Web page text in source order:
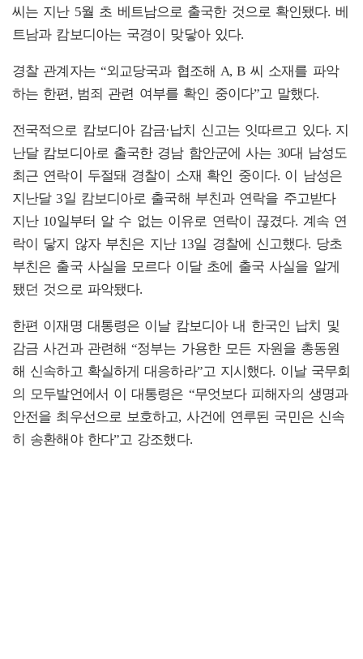
씨는 지난 5월 초 베트남으로 출국한 것으로 확인됐다. 베
트남과 캄보디아는 국경이 맞닿아 있다.
경찰 관계자는 “외교당국과 협조해 A, B 씨 소재를 파악
하는 한편, 범죄 관련 여부를 확인 중이다”고 말했다.
전국적으로 캄보디아 감금·납치 신고는 잇따르고 있다. 지
난달 캄보디아로 출국한 경남 함안군에 사는 30대 남성도
최근 연락이 두절돼 경찰이 소재 확인 중이다. 이 남성은
지난달 3일 캄보디아로 출국해 부친과 연락을 주고받다
지난 10일부터 알 수 없는 이유로 연락이 끊겼다. 계속 연
락이 닿지 않자 부친은 지난 13일 경찰에 신고했다. 당초
부친은 출국 사실을 모르다 이달 초에 출국 사실을 알게
됐던 것으로 파악됐다.
한편 이재명 대통령은 이날 캄보디아 내 한국인 납치 및
감금 사건과 관련해 “정부는 가용한 모든 자원을 총동원
해 신속하고 확실하게 대응하라”고 지시했다. 이날 국무회
의 모두발언에서 이 대통령은 “무엇보다 피해자의 생명과
안전을 최우선으로 보호하고, 사건에 연루된 국민은 신속
히 송환해야 한다”고 강조했다.